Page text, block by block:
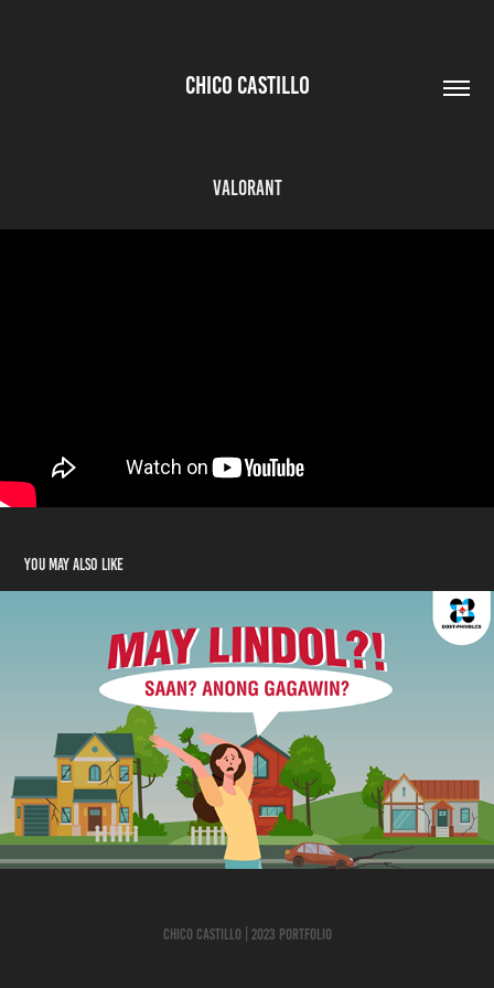
CHICO CASTILLO
VALORANT
You may also like
PHIVOLCS
2022
Chico Castillo | 2023 Portfolio